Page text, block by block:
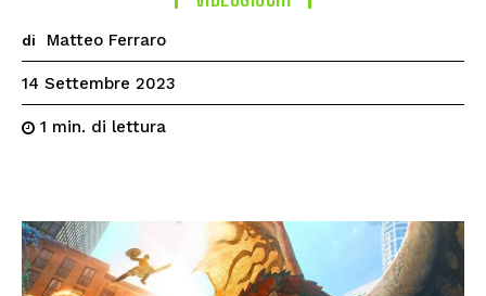
di Matteo Ferraro
14 Settembre 2023
1 min. di lettura